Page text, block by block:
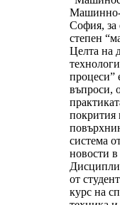
Машинно-
София, за
степен
Целта на
процеси”
въпроси,
покрития
система
новости в
от
курс на